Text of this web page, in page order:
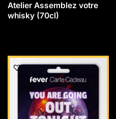
Atelier Assemblez votre
whisky (70cl)